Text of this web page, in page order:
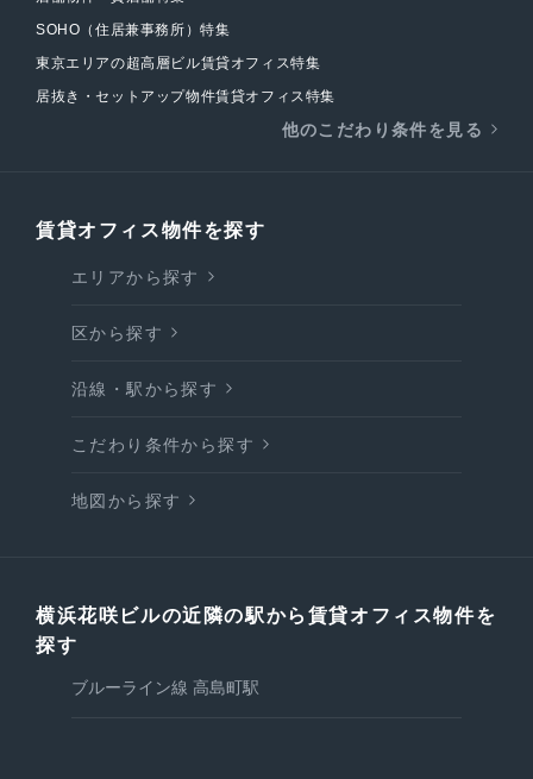
SOHO（住居兼事務所）特集
東京エリアの超高層ビル賃貸オフィス特集
居抜き・セットアップ物件賃貸オフィス特集
他のこだわり条件を見る
賃貸オフィス物件を探す
エリアから探す
区から探す
沿線・駅から探す
こだわり条件から探す
地図から探す
横浜花咲ビルの近隣の駅から賃貸オフィス物件を
探す
ブルーライン線 高島町駅